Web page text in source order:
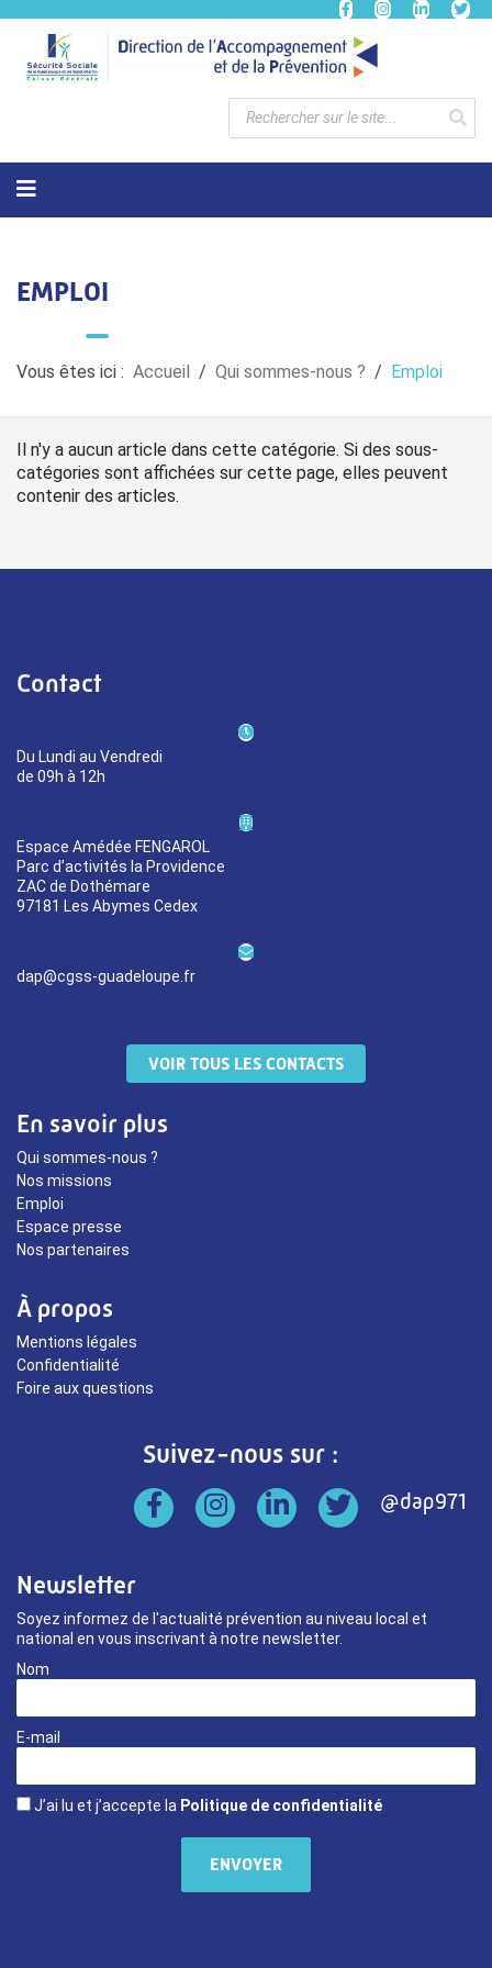
EMPLOI
Vous êtes ici : Accueil Qui sommes-nous ? Emploi
Il n'y a aucun article dans cette catégorie. Si des sous-
catégories sont affichées sur cette page, elles peuvent
contenir des articles.
Contact
Du Lundi au Vendredi
de 09h à 12h
Espace Amédée FENGAROL
Parc d’activités la Providence
ZAC de Dothémare
97181 Les Abymes Cedex
dap@cgss-guadeloupe.fr
VOIR TOUS LES CONTACTS
En savoir plus
Qui sommes-nous ?
Nos missions
Emploi
Espace presse
Nos partenaires
À propos
Mentions légales
Confidentialité
Foire aux questions
Suivez-nous sur :
Newsletter
Soyez informez de l'actualité prévention au niveau local et
national en vous inscrivant à notre newsletter.
Nom
E-mail
J’ai lu et j’accepte la Politique de confidentialité